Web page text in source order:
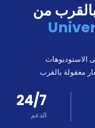
من
الاستوديوهات
معقولة بالقرب
24/7
الدعم